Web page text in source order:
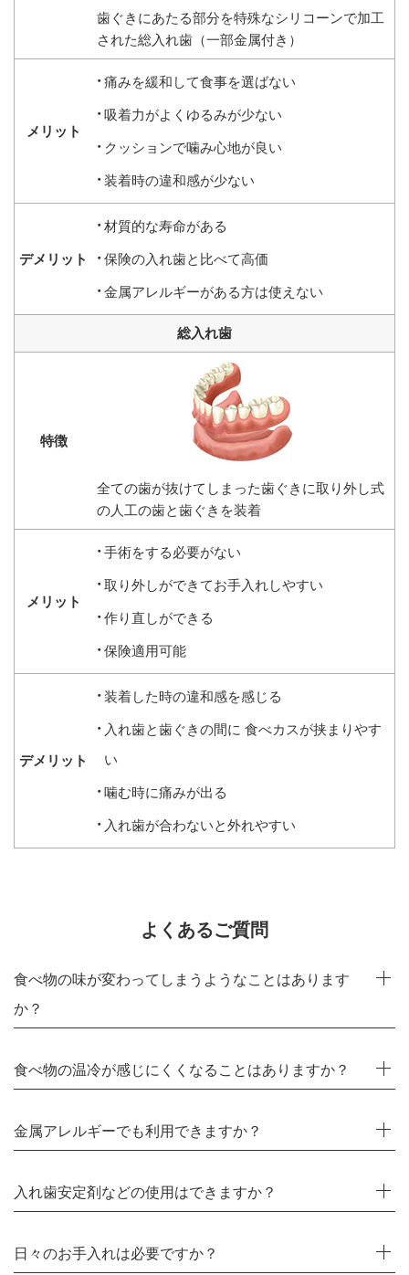
歯ぐきにあたる部分を特殊なシリコーンで加工
された総入れ歯（一部金属付き）
痛みを緩和して食事を選ばない
吸着力がよくゆるみが少ない
クッションで噛み心地が良い
装着時の違和感が少ない
材質的な寿命がある
保険の入れ歯と比べて高価
金属アレルギーがある方は使えない
総入れ歯
全ての歯が抜けてしまった歯ぐきに取り外し式
の人工の歯と歯ぐきを装着
手術をする必要がない
取り外しができてお手入れしやすい
作り直しができる
保険適用可能
装着した時の違和感を感じる
入れ歯と歯ぐきの間に 食べカスが挟まりやす
い
噛む時に痛みが出る
入れ歯が合わないと外れやすい
よくあるご質問
食べ物の味が変わってしまうようなことはあります
か？
食べ物の温冷が感じにくくなることはありますか？
金属アレルギーでも利用できますか？
入れ歯安定剤などの使用はできますか？
日々のお手入れは必要ですか？